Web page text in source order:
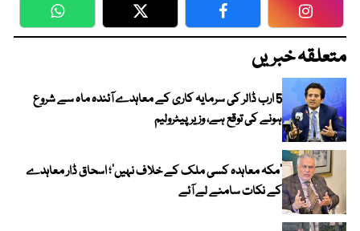
WhatsApp Twitter Facebook
متعلقہ خبریں
5 ارب ڈالر کی سرمایہ کاری کے معاہدے آئندہ ماہ سے شروع
ہونے کی توقع ہے، وزیر پیٹرولیم
‘مکہ معاہدہ کسی ملک کے خلاف نہیں’؛ اسحاق ڈار معاہدے
کے نکات سامنے لے آئے